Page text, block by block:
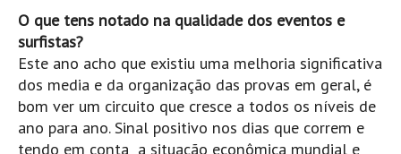
Espinho vista aérea HD
Espinho - Silvalde HD
Cortegaça (Vila do Surf) HD
Cortegaça Onda Pontão HD
O que tens notado na qualidade dos eventos e
surfistas?
Este ano acho que existiu uma melhoria significativa
dos media e da organização das provas em geral, é
bom ver um circuito que cresce a todos os níveis de
ano para ano. Sinal positivo nos dias que correm e
tendo em conta a situação econômica mundial e